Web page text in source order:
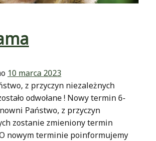
10 marca 2023
z przyczyn niezależnych
odwołane ! Nowy termin 6-
Państwo, z przyczyn
zostanie zmieniony termin
nowym terminie poinformujemy